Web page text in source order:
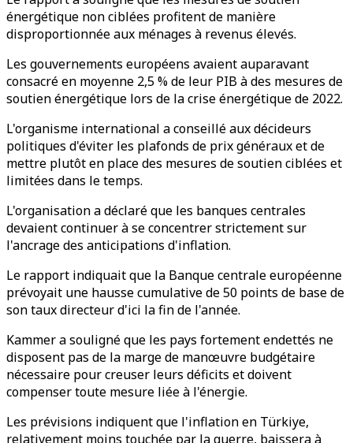
énergétique non ciblées profitent de manière
disproportionnée aux ménages à revenus élevés.
Les gouvernements européens avaient auparavant
consacré en moyenne 2,5 % de leur PIB à des mesures de
soutien énergétique lors de la crise énergétique de 2022.
L'organisme international a conseillé aux décideurs
politiques d'éviter les plafonds de prix généraux et de
mettre plutôt en place des mesures de soutien ciblées et
limitées dans le temps.
L'organisation a déclaré que les banques centrales
devaient continuer à se concentrer strictement sur
l'ancrage des anticipations d'inflation.
Le rapport indiquait que la Banque centrale européenne
prévoyait une hausse cumulative de 50 points de base de
son taux directeur d'ici la fin de l'année.
Kammer a souligné que les pays fortement endettés ne
disposent pas de la marge de manœuvre budgétaire
nécessaire pour creuser leurs déficits et doivent
compenser toute mesure liée à l'énergie.
Les prévisions indiquent que l'inflation en Türkiye,
relativement moins touchée par la guerre, baissera à